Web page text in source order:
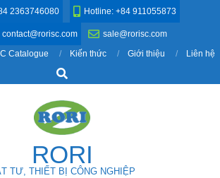
2363746080 Hotline: +84 911055873
contact@rorisc.com
sale@rorisc.com
Catalogue Kiến thức Giới thiệu
Liên hệ
Search
RORI
TƯ, THIẾT BỊ CÔNG NGHIỆP